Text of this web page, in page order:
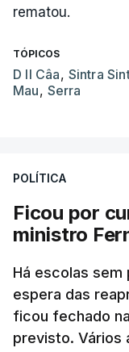
rematou.
TÓPICOS
D II Câa, Sintra
Mau, Serra
POLÍTICA
Ficou por
ministro
Há escolas sem
espera das
ficou fechado
previsto. Vários